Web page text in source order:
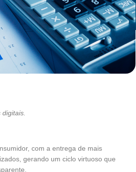
com a entrega de mais
gerando um ciclo virtuoso que